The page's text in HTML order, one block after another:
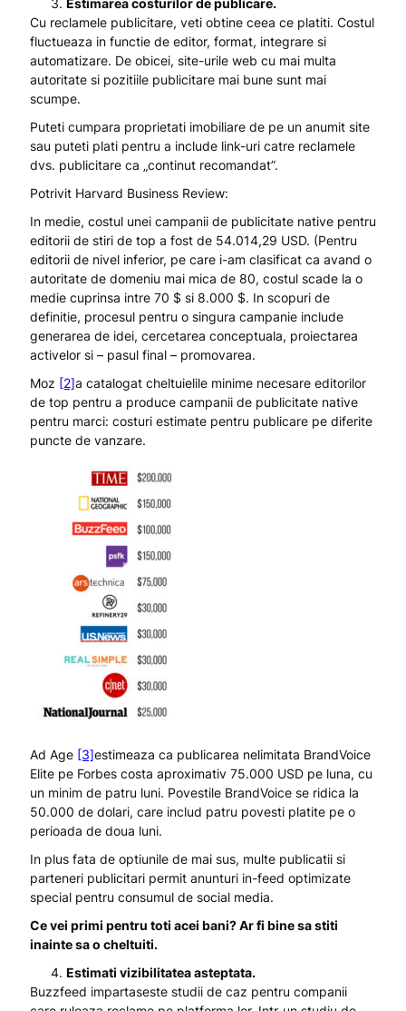
Estimarea costurilor de publicare.
Cu reclamele publicitare, veti obtine ceea ce platiti. Costul
fluctueaza in functie de editor, format, integrare si
automatizare. De obicei, site-urile web cu mai multa
autoritate si pozitiile publicitare mai bune sunt mai
scumpe.
Puteti cumpara proprietati imobiliare de pe un anumit site
sau puteti plati pentru a include link-uri catre reclamele
dvs. publicitare ca „continut recomandat”.
Potrivit Harvard Business Review:
In medie, costul unei campanii de publicitate native pentru
editorii de stiri de top a fost de 54.014,29 USD. (Pentru
editorii de nivel inferior, pe care i-am clasificat ca avand o
autoritate de domeniu mai mica de 80, costul scade la o
medie cuprinsa intre 70 $ si 8.000 $. In scopuri de
definitie, procesul pentru o singura campanie include
generarea de idei, cercetarea conceptuala, proiectarea
activelor si – pasul final – promovarea.
Moz [2]a catalogat cheltuielile minime necesare editorilor
de top pentru a produce campanii de publicitate native
pentru marci: costuri estimate pentru publicare pe diferite
puncte de vanzare.
Ad Age [3]estimeaza ca publicarea nelimitata BrandVoice
Elite pe Forbes costa aproximativ 75.000 USD pe luna, cu
un minim de patru luni. Povestile BrandVoice se ridica la
50.000 de dolari, care includ patru povesti platite pe o
perioada de doua luni.
In plus fata de optiunile de mai sus, multe publicatii si
parteneri publicitari permit anunturi in-feed optimizate
special pentru consumul de social media.
Ce vei primi pentru toti acei bani? Ar fi bine sa stiti
inainte sa o cheltuiti.
Estimati vizibilitatea asteptata.
Buzzfeed impartaseste studii de caz pentru companii